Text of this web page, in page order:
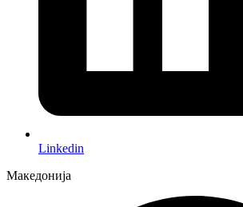
Linkedin
Македонија